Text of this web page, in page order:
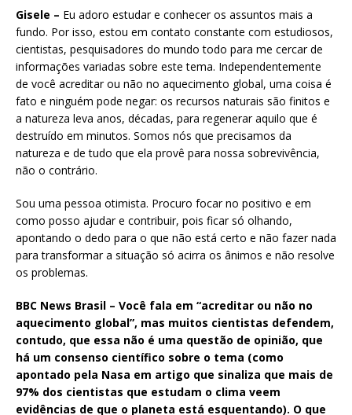
Gisele – Eu adoro estudar e conhecer os assuntos mais a
fundo. Por isso, estou em contato constante com estudiosos,
cientistas, pesquisadores do mundo todo para me cercar de
informações variadas sobre este tema. Independentemente
de você acreditar ou não no aquecimento global, uma coisa é
fato e ninguém pode negar: os recursos naturais são finitos e
a natureza leva anos, décadas, para regenerar aquilo que é
destruído em minutos. Somos nós que precisamos da
natureza e de tudo que ela provê para nossa sobrevivência,
não o contrário.
Sou uma pessoa otimista. Procuro focar no positivo e em
como posso ajudar e contribuir, pois ficar só olhando,
apontando o dedo para o que não está certo e não fazer nada
para transformar a situação só acirra os ânimos e não resolve
os problemas.
BBC News Brasil – Você fala em “acreditar ou não no
aquecimento global”, mas muitos cientistas defendem,
contudo, que essa não é uma questão de opinião, que
há um consenso científico sobre o tema (como
apontado pela Nasa em artigo que sinaliza que mais de
97% dos cientistas que estudam o clima veem
evidências de que o planeta está esquentando). O que